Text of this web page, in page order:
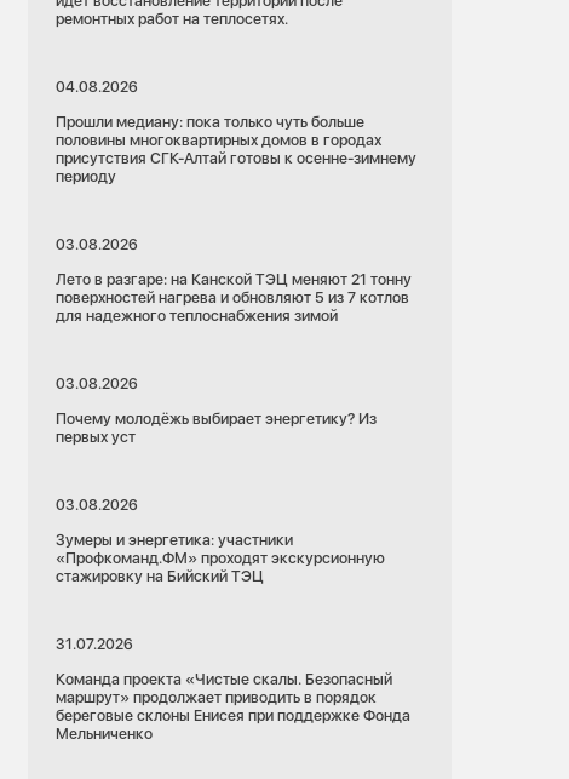
ремонтных работ на теплосетях.
04.08.2026
Прошли медиану: пока только чуть больше
половины многоквартирных домов в городах
присутствия СГК-Алтай готовы к осенне-зимнему
периоду
03.08.2026
Лето в разгаре: на Канской ТЭЦ меняют 21 тонну
поверхностей нагрева и обновляют 5 из 7 котлов
для надежного теплоснабжения зимой
03.08.2026
Почему молодёжь выбирает энергетику? Из
первых уст
03.08.2026
Зумеры и энергетика: участники
«Профкоманд.ФМ» проходят экскурсионную
стажировку на Бийский ТЭЦ
31.07.2026
Команда проекта «Чистые скалы. Безопасный
маршрут» продолжает приводить в порядок
береговые склоны Енисея при поддержке Фонда
Мельниченко